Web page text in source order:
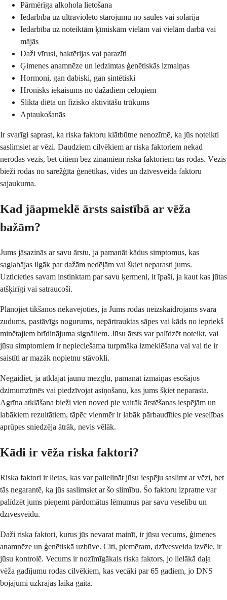
Pārmērīga alkohola lietošana
Iedarbība uz ultravioleto starojumu no saules vai solārija
Iedarbība uz noteiktām ķīmiskām vielām vai vielām darbā vai
mājās
Daži vīrusi, baktērijas vai parazīti
Ģimenes anamnēze un iedzimtas ģenētiskās izmaiņas
Hormoni, gan dabiski, gan sintētiski
Hronisks iekaisums no dažādiem cēloņiem
Slikta diēta un fizisko aktivitāšu trūkums
Aptaukošanās
Ir svarīgi saprast, ka riska faktoru klātbūtne nenozīmē, ka jūs noteikti
saslimsiet ar vēzi. Daudziem cilvēkiem ar riska faktoriem nekad
nerodas vēzis, bet citiem bez zināmiem riska faktoriem tas rodas. Vēzis
bieži rodas no sarežģīta ģenētikas, vides un dzīvesveida faktoru
sajaukuma.
Kad jāapmeklē ārsts saistībā ar vēža
bažām?
Jums jāsazinās ar savu ārstu, ja pamanāt kādus simptomus, kas
saglabājas ilgāk par dažām nedēļām vai šķiet neparasti jums.
Uzticieties savam instinktam par savu ķermeni, it īpaši, ja kaut kas jūtas
atšķirīgi vai satraucoši.
Plānojiet tikšanos nekavējoties, ja Jums rodas neizskaidrojams svara
zudums, pastāvīgs nogurums, nepārtrauktas sāpes vai kāds no iepriekš
minētajiem brīdinājuma signāliem. Jūsu ārsts var palīdzēt noteikt, vai
jūsu simptomiem ir nepieciešama turpmāka izmeklēšana vai vai tie ir
saistīti ar mazāk nopietnu stāvokli.
Negaidiet, ja atklājat jaunu mezglu, pamanāt izmaiņas esošajos
dzimumzīmēs vai piedzīvojat asiņošanu, kas jums šķiet neparasta.
Agrīna atklāšana bieži vien noved pie vairāk ārstēšanas iespējām un
labākiem rezultātiem, tāpēc vienmēr ir labāk pārbaudīties pie veselības
aprūpes sniedzēja ātrāk, nevis vēlāk.
Kādi ir vēža riska faktori?
Riska faktori ir lietas, kas var palielināt jūsu iespēju saslimt ar vēzi, bet
tās negarantē, ka jūs saslimsiet ar šo slimību. Šo faktoru izpratne var
palīdzēt jums pieņemt pārdomātus lēmumus par savu veselību un
dzīvesveidu.
Daži riska faktori, kurus jūs nevarat mainīt, ir jūsu vecums, ģimenes
anamnēze un ģenētiskā uzbūve. Citi, piemēram, dzīvesveida izvēle, ir
jūsu kontrolē. Vecums ir nozīmīgākais riska faktors, jo lielākā daļa
vēža gadījumu rodas cilvēkiem, kas vecāki par 65 gadiem, jo DNS
bojājumi uzkrājas laika gaitā.